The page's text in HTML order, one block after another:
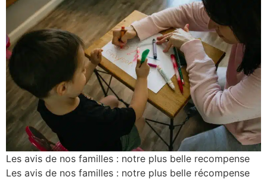
Les avis de nos familles : notre plus belle recompense
Les avis de nos familles : notre plus belle récompense